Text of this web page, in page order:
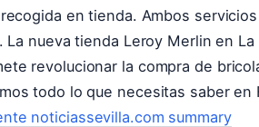
en tienda. Ambos
La nueva tienda Leroy Merlin en
revolucionar la compra de
todo lo que necesitas saber en
noticiassevilla.com summary